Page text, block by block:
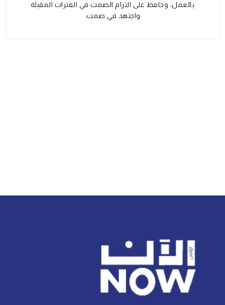
بالعمل، وحافظ على التزام الصمت في الفترات المقبلة
واجتهد في صمت.